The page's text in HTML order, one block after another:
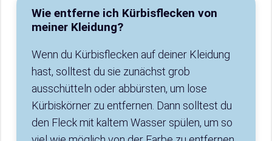
Wie entferne ich Kürbisflecken von
meiner Kleidung?
Wenn du Kürbisflecken auf deiner Kleidung
hast, solltest du sie zunächst grob
ausschütteln oder abbürsten, um lose
Kürbiskörner zu entfernen. Dann solltest du
den Fleck mit kaltem Wasser spülen, um so